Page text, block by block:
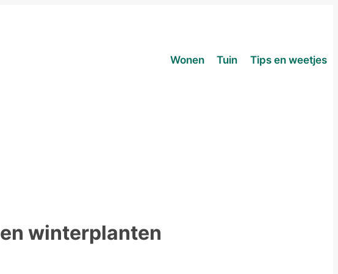
Wonen Tuin Tips en weetjes
winterplanten